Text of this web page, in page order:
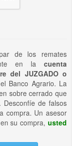
de los remates
en la cuenta
del JUZGADO o
Banco Agrario. La
sobre cerrado que
de falsos
compra. Un asesor
su compra, usted